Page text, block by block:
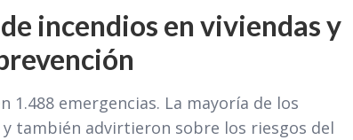
incendios en viviendas y
emergencias. La mayoría de los
también advirtieron sobre los riesgos del